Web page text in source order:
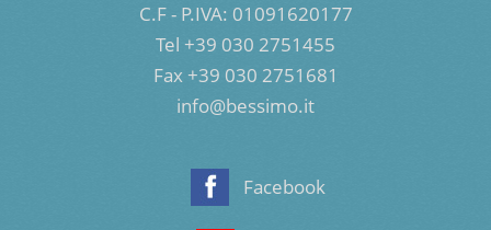
C.F - P.IVA: 01091620177
Tel +39 030 2751455
Fax +39 030 2751681
info@bessimo.it
Facebook